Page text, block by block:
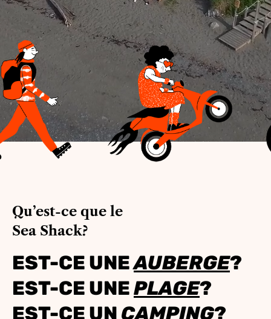
Qu’est-ce que le
Sea Shack?
EST-CE UNEAUBERGE?
EST-CE UNEPLAGE?
EST-CE UN CAMPING?